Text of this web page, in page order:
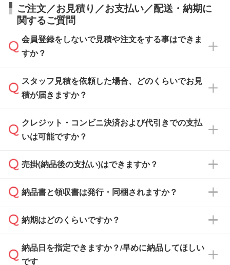
ご注文／お見積り／お支払い／配送・納期に
関するご質問
会員登録をしないで見積や注文をする事はできま
すか？
可能です。見積・注文フォームにて『ゲストの
まま進む』ボタンからお進みのうえ、ご依頼く
スタッフ見積を依頼した場合、どのくらいでお見
積が届きますか？
通常、翌営業日までにお送りしております。混
雑状況によっては、お時間をいただくこともご
依頼いただいた場合は、翌営業日以降のご連絡
クレジット・コンビニ決済および代引きでの支払
いは可能ですか？
銀行振込のみのご対応となります。
売掛(納品後の支払い)はできますか？
基本的には先入金をお願いしておりますが、自
どの場合は、月末締め翌月末払いに対応可能で
また、卒業・卒園記念品で対策委員会や個人様
納品書と領収書は発行・同梱されますか？
納品書・領収書は ご依頼をいただいた場合の
ず、通常はPDFデータをメール添付でお送りし
ます。
納期はどのくらいですか？
・印刷する場合(500個程度)
納品日を指定できますか？/早めに納品してほしい
です